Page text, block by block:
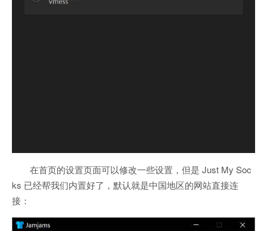
在首页的设置页面可以修改一些设置，但是 Just My Soc
ks 已经帮我们内置好了，默认就是中国地区的网站直接连
接：